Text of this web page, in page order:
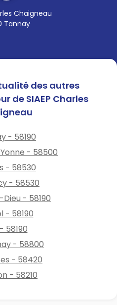
Chaigneau
Tannay
des autres
de SIAEP Charles
- 58190
- 58500
- 58530
- 58530
Dieu - 58190
- 58190
58190
- 58800
- 58420
- 58210